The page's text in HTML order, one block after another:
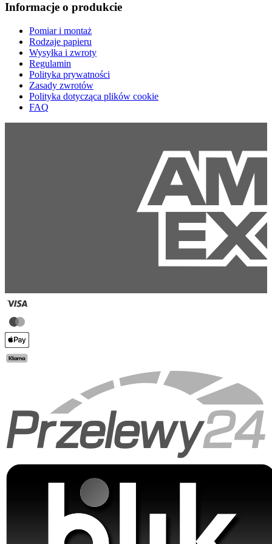
Informacje o produkcie
Pomiar i montaż
Rodzaje papieru
Wysyłka i zwroty
Regulamin
Polityka prywatności
Zasady zwrotów
Polityka dotycząca plików cookie
FAQ